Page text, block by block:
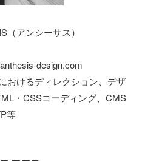
（アンシーサス）
design.com
おけるディレクション、デザ
・CSSコーディング、CMS
等